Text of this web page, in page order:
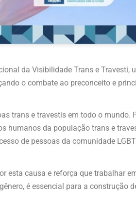
da Visibilidade Trans e Travesti,
o combate ao preconceito e
trans e travestis em todo o mundo.
humanos da população trans e
de pessoas da comunidade
esta causa e reforça que trabalhar
é essencial para a construção